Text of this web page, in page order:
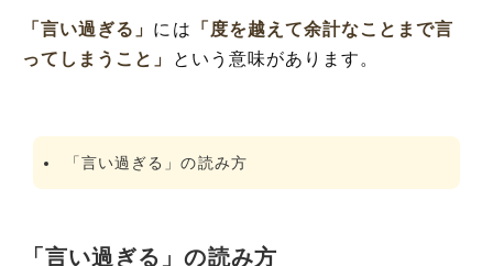
「言い過ぎる」 には 「度を越えて余計なことまで言
ってしまうこと」
という意味があります。
「言い過ぎる」の読み方
「言い過ぎる」の読み方